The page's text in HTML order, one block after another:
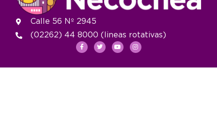
Calle 56 Nº 2945
(02262) 44 8000 (lineas rotativas)